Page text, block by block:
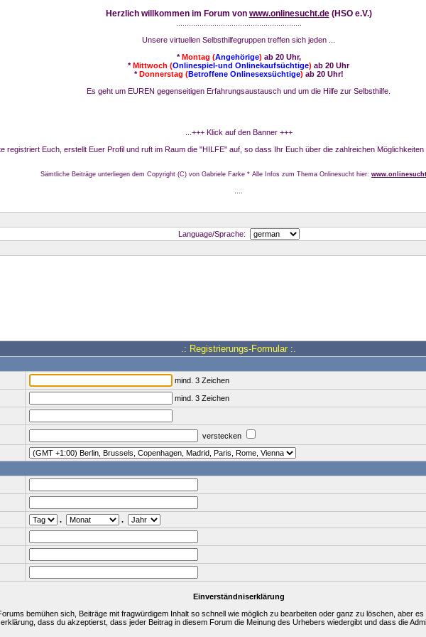
Herzlich willkommen im Forum von www.onlinesucht.de(HSO e.V.)
Unsere virtuellen Selbsthilfegruppen treffen sich jeden ...
*Montag (Angehörige) ab 20 Uhr,
*Mittwoch (Onlinespiel-und Onlinekaufsüchtige) ab 20 Uhr
*Donnerstag (Betroffene Onlinesexsüchtige) ab 20 Uhr!
Es geht um EUREN gegenseitigen Erfahrungsaustausch und um die Hilfe zur Selbsthilfe.
...+++ Klick auf den Banner +++
registriert Euch, erstellt Euer Profil und ruft im Raum die "HILFE" auf, so dass Ihr Euch über die zahlreichen Möglichkeiten
Sämtliche Beiträge unterliegen dem Copyright (C) von Gabriele Farke * Alle Infos zum Thema Onlinesucht hier:
Language/Sprache:
.: Registrierungs-Formular :.
mind. 3 Zeichen
mind. 3 Zeichen
verstecken
.
.
Einverständniserklärung
bemühen sich, Beiträge mit fragwürdigem Inhalt so schnell wie möglich zu bearbeiten oder ganz zu löschen, aber
dass du akzeptierst, dass jeder Beitrag in diesem Forum die Meinung des Urhebers wiedergibt und dass die